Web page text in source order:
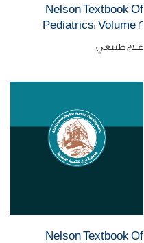
Nelson Textbook Of
Pediatrics: Volume 2
علاج طبيعي
Nelson Textbook Of